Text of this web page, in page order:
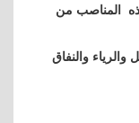
المناصب من
والنفاق